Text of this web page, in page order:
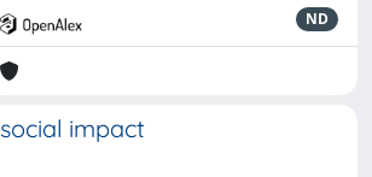
ND
social impact